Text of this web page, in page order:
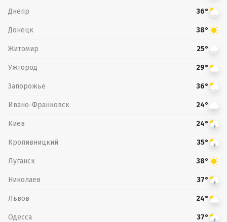
Днепр 36°
Донецк 38°
Житомир 25°
Ужгород 29°
Запорожье 36°
Ивано-Франковск 24°
Киев 24°
Кропивницкий 35°
Луганск 38°
Николаев 37°
Львов 24°
Одесса 37°